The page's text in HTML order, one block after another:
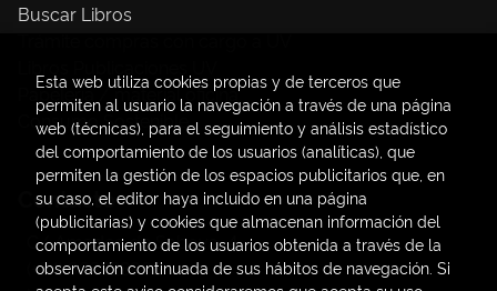
Buscar Libros
Papelería / material oficina
Consumo Sostenible
Contacto
C/ Amadeo de Saboya, 4
(+34) 963828968
Esta web utiliza cookies propias y de terceros que
permiten al usuario la navegación a través de una página
web (técnicas), para el seguimiento y análisis estadístico
del comportamiento de los usuarios (analíticas), que
permiten la gestión de los espacios publicitarios que, en
su caso, el editor haya incluido en una página
(publicitarias) y cookies que almacenan información del
comportamiento de los usuarios obtenida a través de la
observación continuada de sus hábitos de navegación. Si